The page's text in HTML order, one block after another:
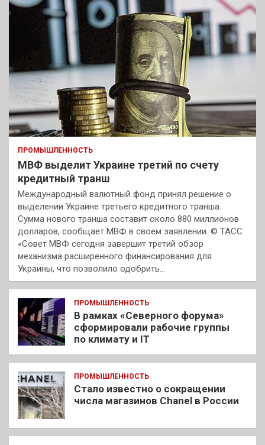
ПРОМЫШЛЕННОСТЬ
МВФ выделит Украине третий по счету
кредитный транш
Международный валютный фонд принял решение о
выделении Украине третьего кредитного транша.
Сумма нового транша составит около 880 миллионов
долларов, сообщает МВФ в своем заявлении. © ТАСС
«Совет МВФ сегодня завершит третий обзор
механизма расширенного финансирования для
Украины, что позволило одобрить…
ПРОМЫШЛЕННОСТЬ
В рамках «Северного форума»
сформировали рабочие группы
по климату и IT
ПРОМЫШЛЕННОСТЬ
Стало известно о сокращении
числа магазинов Chanel в России